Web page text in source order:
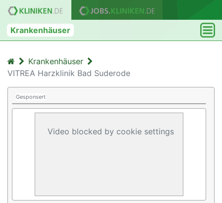
Krankenhäuser
Krankenhäuser
VITREA Harzklinik Bad Suderode
Gesponsert
Video blocked by cookie settings